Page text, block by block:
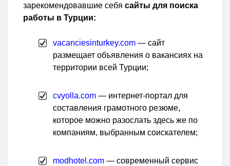
зарекомендовавшие себя сайты для поиска
работы в Турции:
vacanciesinturkey.com — сайт
размещает объявления о вакансиях на
территории всей Турции;
cvyolla.com — интернет-портал для
составления грамотного резюме,
которое можно разослать здесь же по
компаниям, выбранным соискателем;
modhotel.com — современный сервис